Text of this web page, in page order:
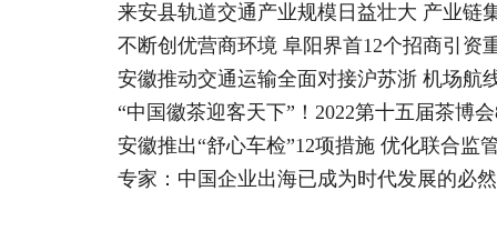
来安县轨道交通产业规模日益壮大 产业链
不断创优营商环境 阜阳界首12个招商引资
安徽推动交通运输全面对接沪苏浙 机场航
“中国徽茶迎客天下”！2022第十五届茶博
安徽推出“舒心车检”12项措施 优化联合监
专家：中国企业出海已成为时代发展的必